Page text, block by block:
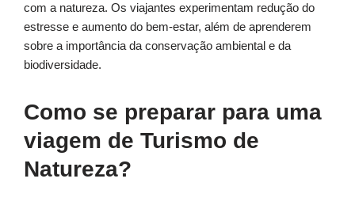
com a natureza. Os viajantes experimentam redução do
estresse e aumento do bem-estar, além de aprenderem
sobre a importância da conservação ambiental e da
biodiversidade.
Como se preparar para uma
viagem de Turismo de
Natureza?